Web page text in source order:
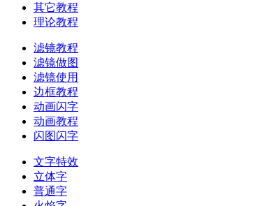
其它教程
理论教程
滤镜教程
滤镜做图
滤镜使用
边框教程
动画闪字
动画教程
闪图闪字
文字特效
立体字
普通字